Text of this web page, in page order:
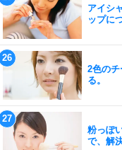
アイシ
ップに
2色の
る。
粉っぽ
で、解